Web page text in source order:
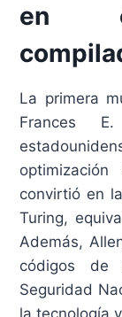
en
La primera
Frances
convirtió en
Turing,
Además,
códigos de
Seguridad